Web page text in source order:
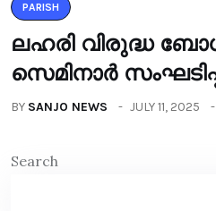
PARISH
ലഹരി വിരുദ്ധ
സെമിനാർ
BY SANJO NEWS JULY 11, 2025
Search